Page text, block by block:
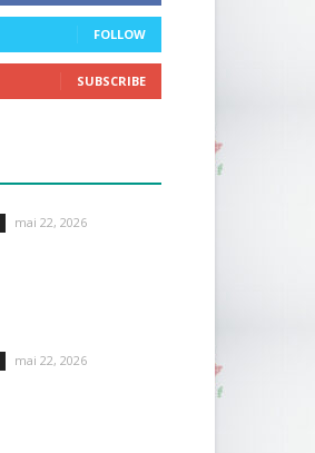
FOLLOW
SUBSCRIBE
mai 22, 2026
mai 22, 2026